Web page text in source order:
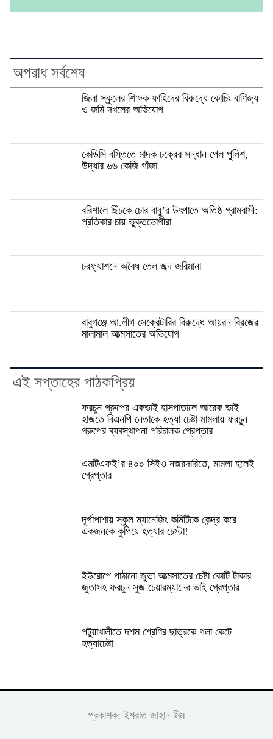
অপরাধ সর্বশেষ
জিলা স্কুলের শিক্ষক ফাহিদের বিরুদ্ধে কোচিং বাণিজ্য
ও জমি দখলের অভিযোগ
কেডিসি বস্তিতে মাদক চক্রের সন্ধান পেল পুলিশ,
উদ্ধার ৬৬ কেজি গাঁজা
বরিশালে ছিঁচকে চোর বাবু’র উৎপাতে অতিষ্ঠ গ্রামবাসী:
প্রতিকার চায় ভুক্তভোগীরা
চরফ্যাশনে অবৈধ তেল জব্দ জরিমানা
বাবুগঞ্জে আ.লীগ সেক্রেটারির বিরুদ্ধে আয়রন ব্রিজের
মালামাল আত্মসাতের অভিযোগ
এই সপ্তাহের পাঠকপ্রিয়
ফরচুন গ্রুপের একভাই হাসপাতালে আরেক ভাই
হাজতে বিএনপি নেতাকে হত্যা চেষ্টা মামলায় ফরচুন
গ্রুপের ব্যবস্থাপনা পরিচালক গ্রেপ্তার
এমটিএফই’র ৪০০ সিইও নজরদারিতে, মামলা হলেই
গ্রেপ্তার
দূর্গাপাশায় স্কুল ম্যানেজিং কমিটিকে কেন্দ্র করে
একজনকে কুপিয়ে হত্যার চেস্টা!
ইউরোপে পাঠানো জুতা আত্মসাতের চেষ্টা কোটি টাকার
জুতাসহ ফরচুন সুজ চেয়ারম্যানের ভাই গ্রেপ্তার
পটুয়াখালীতে দশম শ্রেণির ছাত্রকে গলা কেটে
হত্যাচেষ্টা
প্রকাশক: ইশরাত জাহান মিম